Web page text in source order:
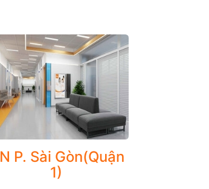
P. Sài Gòn(Quận
1)